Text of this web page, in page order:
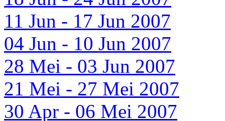
11 Jun - 17 Jun 2007
04 Jun - 10 Jun 2007
28 Mei - 03 Jun 2007
21 Mei - 27 Mei 2007
30 Apr - 06 Mei 2007